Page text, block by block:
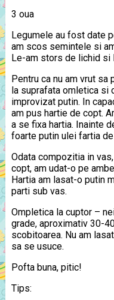
3 oua
Legumele au fost date
am scos semintele si
Le-am stors de lichid si
Pentru ca nu am vrut
la suprafata omletica si
improvizat putin. In
am pus hartie de copt.
a se fixa hartia. Inainte
foarte putin ulei fartia
Odata compozitia in
copt, am udat-o pe
Hartia am lasat-o putin
parti sub vas.
Ompletica la cuptor –
grade, aproximativ 30-
scobitoarea. Nu am
sa se usuce.
Pofta buna, pitic!
Tips: